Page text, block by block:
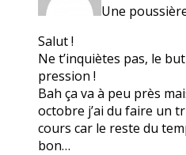
Une
Salut !
Ne t’inquiètes pas, le
pression !
Bah ça va à peu près
octobre j’ai du faire un
cours car le reste du
bon…